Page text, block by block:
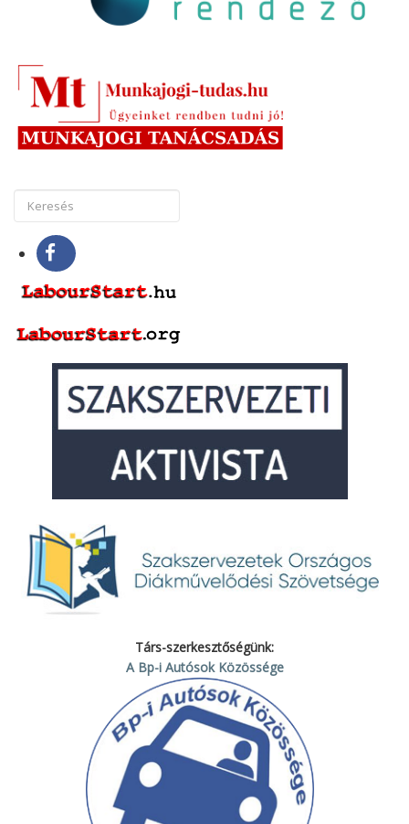
Társ-szerkesztőségünk:
A Bp-i Autósok Közössége